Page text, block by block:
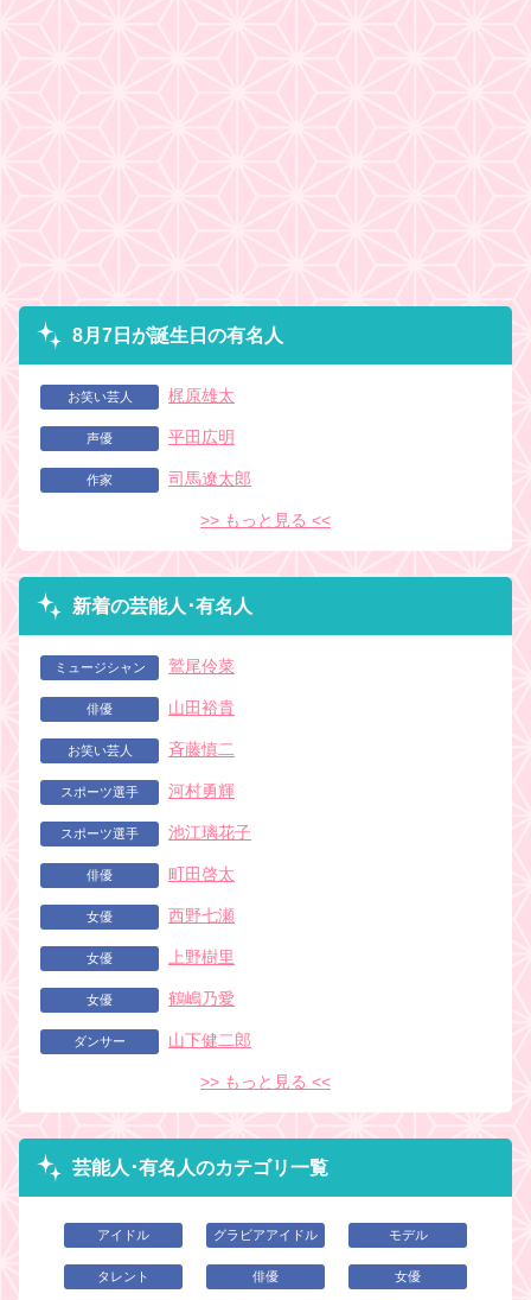
8月7日が誕生日の有名人
お笑い芸人 梶原雄太
声優 平田広明
作家 司馬遼太郎
>> もっと見る <<
新着の芸能人･有名人
ミュージシャン 鷲尾伶菜
俳優 山田裕貴
お笑い芸人 斉藤慎二
スポーツ選手 河村勇輝
スポーツ選手 池江璃花子
俳優 町田啓太
女優 西野七瀬
女優 上野樹里
女優 鶴嶋乃愛
ダンサー 山下健二郎
>> もっと見る <<
芸能人･有名人のカテゴリ一覧
アイドル グラビアアイドル モデル
タレント 俳優 女優